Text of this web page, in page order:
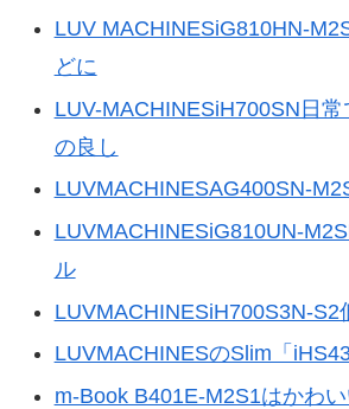
LUV MACHINESiG810HN-
どに
LUV-MACHINESiH700SN日
の良し
LUVMACHINESAG400SN-
LUVMACHINESiG810UN-
ル
LUVMACHINESiH700S3N-S2
LUVMACHINESのSlim「
m-Book B401E-M2S1はかわ